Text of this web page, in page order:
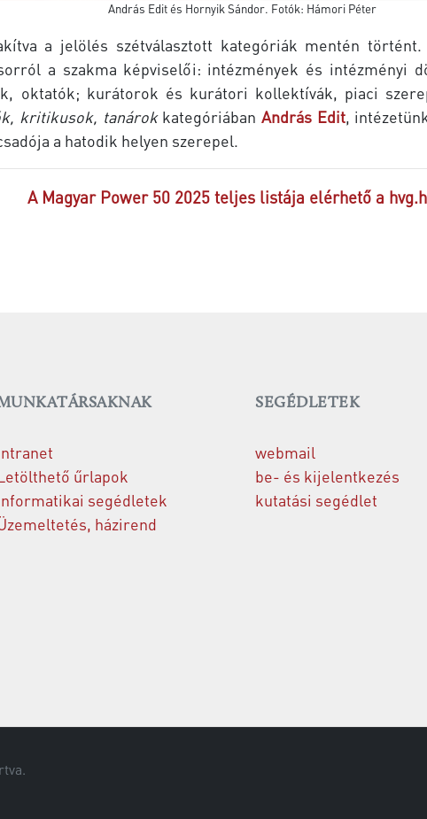
András Edit és Hornyik Sándor. Fotók: Hámori Péter
a jelölés szétválasztott kategóriák mentén
a szakma képviselői: intézmények és intézményi
oktatók; kurátorok és kurátori kollektívák, piaci
kritikusok, tanárokkategóriábanAndrás Edit,
a hatodik helyen szerepel.
A Magyar Power 50 2025 teljes listája elérhető a
űrlapok
segédletek
házirend
SEGÉDLETEK
webmail
be- és kijelentkezés
kutatási segédlet